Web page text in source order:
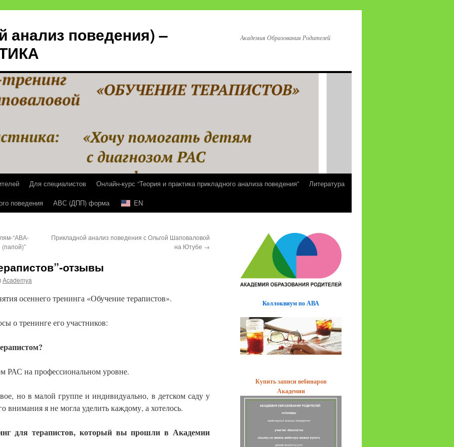
анализ поведения) –
Академия Образования Родителей
Для специалистов Онлайн-курс “Теория и практика прикладного анализа поведения”
Литература
поведения
АВС (ДПП) форма EN
“АВА-
(папой)”
Прикладной анализ поведения с Ольгой Шаповаловой
на Ютубе →
отзывы
Academya
осеннего тренинга «Обучение терапистов».
о тренинге его участников:
РАС на профессиональном уровне.
но в малой группе и индивидуально, в детском саду у
внимания я не могла уделить каждому, а хотелось.
для терапистов, который вы прошли в Академии
Коллоквиум по АВА
Купить записи вебинаров
Академии